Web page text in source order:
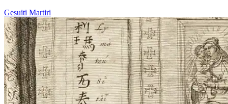
Gesuiti Martiri